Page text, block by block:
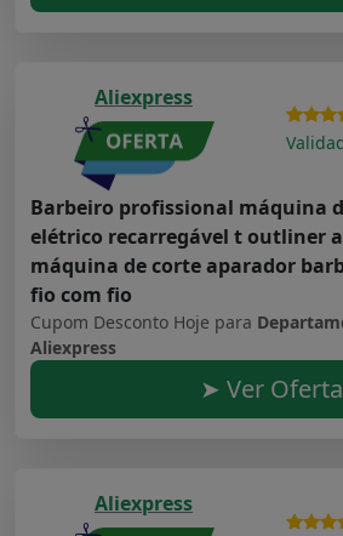
Aliexpress
Barbeiro profissional máquina
elétrico recarregável t outliner
máquina de corte aparador
fio com fio
Cupom Desconto Hoje para
Aliexpress
➤ Ver Oferta
Aliexpress